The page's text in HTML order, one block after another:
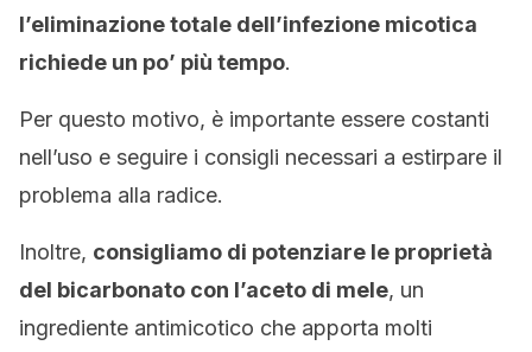
l’eliminazione totale dell’infezione micotica
richiede un po’ più tempo.
Per questo motivo, è importante essere costanti
nell’uso e seguire i consigli necessari a estirpare il
problema alla radice.
Inoltre, consigliamo di potenziare le proprietà
del bicarbonato con l’aceto di mele, un
ingrediente antimicotico che apporta molti